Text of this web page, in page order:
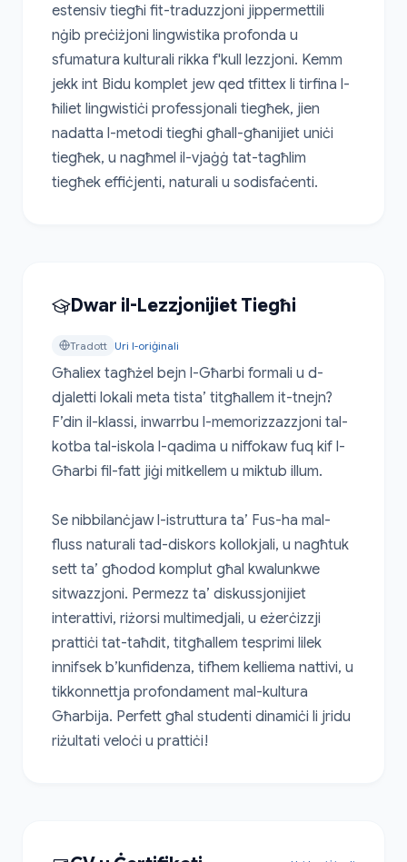
estensiv tiegħi fit-traduzzjoni jippermettili
nġib preċiżjoni lingwistika profonda u
sfumatura kulturali rikka f'kull lezzjoni. Kemm
jekk int Bidu komplet jew qed tfittex li tirfina l-
ħiliet lingwistiċi professjonali tiegħek, jien
nadatta l-metodi tiegħi għall-għanijiet uniċi
tiegħek, u nagħmel il-vjaġġ tat-tagħlim
tiegħek effiċjenti, naturali u sodisfaċenti.
Dwar il-Lezzjonijiet Tiegħi
Tradott Uri l-oriġinali
Għaliex tagħżel bejn l-Għarbi formali u d-
djaletti lokali meta tista’ titgħallem it-tnejn?
F’din il-klassi, inwarrbu l-memorizzazzjoni tal-
kotba tal-iskola l-qadima u niffokaw fuq kif l-
Għarbi fil-fatt jiġi mitkellem u miktub illum.
Se nibbilanċjaw l-istruttura ta’ Fus-ha mal-
fluss naturali tad-diskors kollokjali, u nagħtuk
sett ta’ għodod komplut għal kwalunkwe
sitwazzjoni. Permezz ta’ diskussjonijiet
interattivi, riżorsi multimedjali, u eżerċizzji
prattiċi tat-taħdit, titgħallem tesprimi lilek
innifsek b’kunfidenza, tifhem kelliema nattivi, u
tikkonnettja profondament mal-kultura
Għarbija. Perfett għal studenti dinamiċi li jridu
riżultati veloċi u prattiċi!